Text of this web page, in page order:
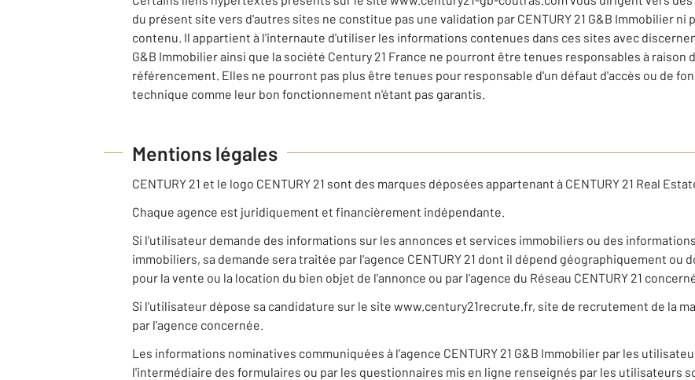
du présent site vers d'autres sites ne constitue pas une validation par CENTURY 21 G&B Immobilier ni
contenu. Il appartient à l'internaute d'utiliser les informations contenues dans ces sites avec
G&B Immobilier ainsi que la société Century 21 France ne pourront être tenues responsables à raison
référencement. Elles ne pourront pas plus être tenues pour responsable d'un défaut d'accès ou de
technique comme leur bon fonctionnement n'étant pas garantis.
Mentions légales
CENTURY 21 et le logo CENTURY 21 sont des marques déposées appartenant à CENTURY 21 Real
Chaque agence est juridiquement et financièrement indépendante.
Si l'utilisateur demande des informations sur les annonces et services immobiliers ou des
immobiliers, sa demande sera traitée par l'agence CENTURY 21 dont il dépend géographiquement ou
pour la vente ou la location du bien objet de l'annonce ou par l'agence du Réseau CENTURY 21
Si l'utilisateur dépose sa candidature sur le site www.century21recrute.fr, site de recrutement de la
par l'agence concernée.
Les informations nominatives communiquées à l’agence CENTURY 21 G&B Immobilier par les
l'intermédiaire des formulaires ou par les questionnaires mis en ligne renseignés par les utilisateurs